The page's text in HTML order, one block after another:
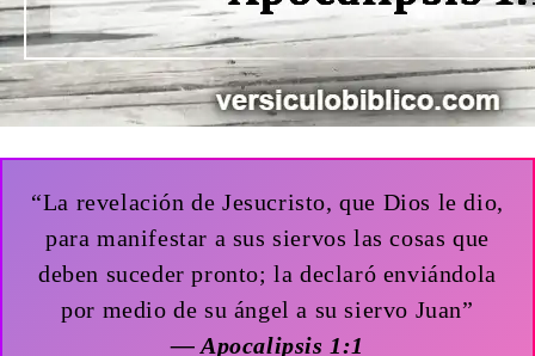
“La revelación de Jesucristo, que Dios le dio,
para manifestar a sus siervos las cosas que
deben suceder pronto; la declaró enviándola
por medio de su ángel a su siervo Juan”
— Apocalipsis 1:1